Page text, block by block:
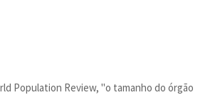
Population Review, "o tamanho do órgão